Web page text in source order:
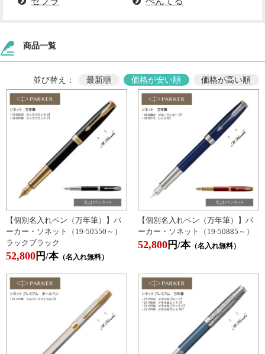
商品一覧
並び替え： 最新順 価格が安い順 価格が高い順
【個別名入れペン（万年筆）】パ
ーカー・ソネット（19-50550～）
ラックブラック
52,800円/本（名入れ無料）
【個別名入れペン（万年筆）】パ
ーカー・ソネット（19-50885～）
52,800円/本（名入れ無料）